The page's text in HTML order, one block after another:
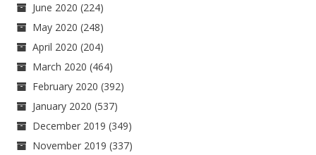
June 2020 (224)
May 2020 (248)
April 2020 (204)
March 2020 (464)
February 2020 (392)
January 2020 (537)
December 2019 (349)
November 2019 (337)